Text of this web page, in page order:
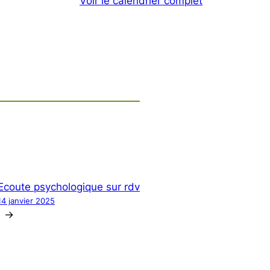
psychologique sur rdv
janvier 2025
→